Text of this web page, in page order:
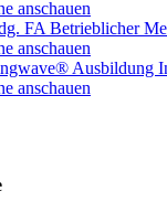
anschauen
FA Betrieblicher
anschauen
Ausbildung
anschauen